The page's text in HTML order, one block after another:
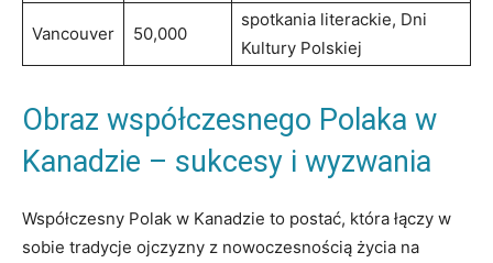
Vancouver 50,000
spotkania literackie, Dni
Kultury Polskiej
Obraz współczesnego Polaka w
Kanadzie – sukcesy i wyzwania
Współczesny Polak w Kanadzie to postać, która łączy w
sobie tradycje ojczyzny z nowoczesnością życia na